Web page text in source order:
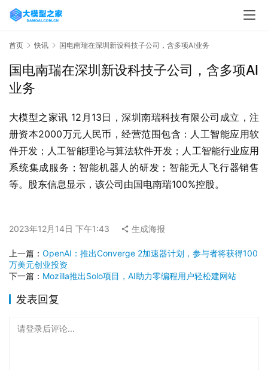
首页 快讯 国电南瑞在深圳新设科技子公司，含多项AI业务
国电南瑞在深圳新设科技子公司，含多项AI
业务
大模型之家讯 12月13日，深圳南瑞科技有限公司成立，注
册资本2000万元人民币，经营范围包含：人工智能应用软
件开发；人工智能理论与算法软件开发；人工智能行业应用
系统集成服务；智能机器人的研发；智能无人飞行器销售
等。股东信息显示，该公司由国电南瑞100%控股。
2023年12月14日 下午1:43 生成海报
上一篇： OpenAI：推出Converge 2加速器计划，参与者将获得100
万美元创业投资
下一篇： Mozilla推出Solo项目，AI助力零编程用户轻松建网站
发表回复
请登录后评论...